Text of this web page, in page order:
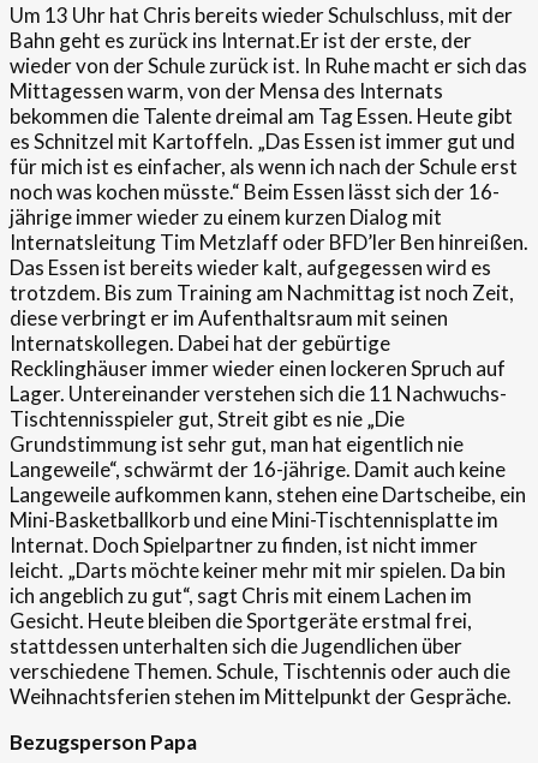
Um 13 Uhr hat Chris bereits wieder Schulschluss, mit der
Bahn geht es zurück ins Internat.Er ist der erste, der
wieder von der Schule zurück ist. In Ruhe macht er sich das
Mittagessen warm, von der Mensa des Internats
bekommen die Talente dreimal am Tag Essen. Heute gibt
es Schnitzel mit Kartoffeln. „Das Essen ist immer gut und
für mich ist es einfacher, als wenn ich nach der Schule erst
noch was kochen müsste.“ Beim Essen lässt sich der 16-
jährige immer wieder zu einem kurzen Dialog mit
Internatsleitung Tim Metzlaff oder BFD’ler Ben hinreißen.
Das Essen ist bereits wieder kalt, aufgegessen wird es
trotzdem. Bis zum Training am Nachmittag ist noch Zeit,
diese verbringt er im Aufenthaltsraum mit seinen
Internatskollegen. Dabei hat der gebürtige
Recklinghäuser immer wieder einen lockeren Spruch auf
Lager. Untereinander verstehen sich die 11 Nachwuchs-
Tischtennisspieler gut, Streit gibt es nie „Die
Grundstimmung ist sehr gut, man hat eigentlich nie
Langeweile“, schwärmt der 16-jährige. Damit auch keine
Langeweile aufkommen kann, stehen eine Dartscheibe, ein
Mini-Basketballkorb und eine Mini-Tischtennisplatte im
Internat. Doch Spielpartner zu finden, ist nicht immer
leicht. „Darts möchte keiner mehr mit mir spielen. Da bin
ich angeblich zu gut“, sagt Chris mit einem Lachen im
Gesicht. Heute bleiben die Sportgeräte erstmal frei,
stattdessen unterhalten sich die Jugendlichen über
verschiedene Themen. Schule, Tischtennis oder auch die
Weihnachtsferien stehen im Mittelpunkt der Gespräche.
Bezugsperson Papa